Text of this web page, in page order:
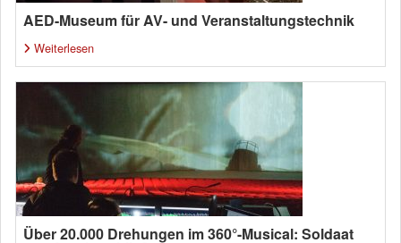
AED-Museum für AV- und Veranstaltungstechnik
Weiterlesen
Über 20.000 Drehungen im 360°-Musical: Soldaat